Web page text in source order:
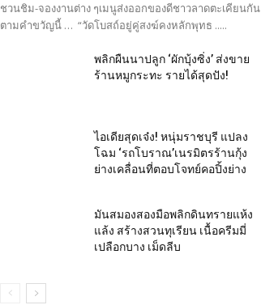
ชวนชิม-จองงานต่าง ๆเมนูส่งออกของดีชาวลาดตะเคียนกัน
ตามคำขวัญนี้ … “วัดโบสถ์อยู่คู่สงฆ์คงหลักพุทธ .....
พลิกผืนนาปลูก ‘ผักบุ้งซิ่ง’ ส่งขาย
ร้านหมูกระทะ รายได้สุดปัง!
ไอเดียสุดเจ๋ง! หนุ่มราชบุรี แปลง
โฉม ‘รถโบราณ’เนรมิตรร้านกุ้ง
ย่างเคลื่อนที่ตอบโจทย์คอปิ้งย่าง
มันสมองสองมือพลิกดินทรายแห้ง
แล้ง สร้างสวนทุเรียน เนื้อครีมมี่
เปลือกบาง เม็ดลีบ